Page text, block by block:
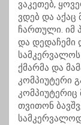
ვაკეთებ,
ვდებ და
ჩართული. იმ
და დედაჩემი
სამკერვალოს
ქმარმა და
კომპიუტერი
კომპიუტერიც
თვითონ